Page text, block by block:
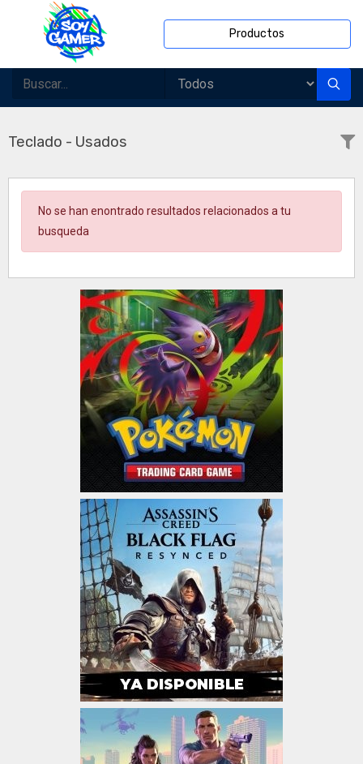
Productos
Teclado - Usados
No se han enontrado resultados relacionados a tu
busqueda